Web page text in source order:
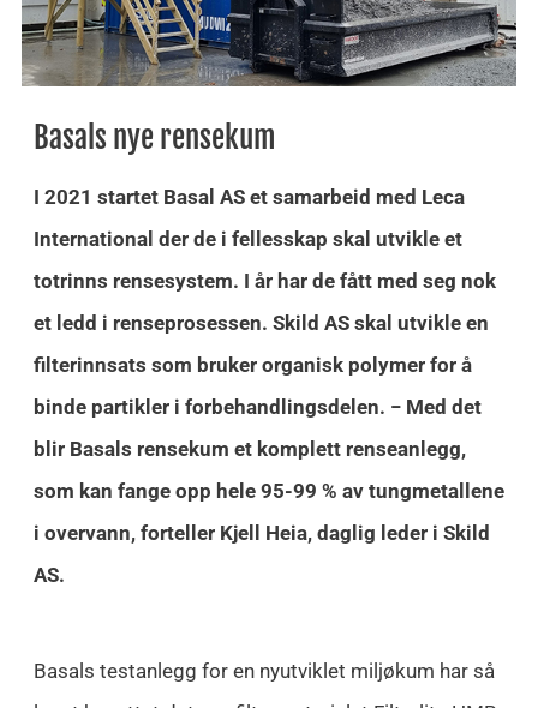
Basals nye rensekum
I 2021 startet Basal AS et samarbeid med Leca
International der de i fellesskap skal utvikle et
totrinns rensesystem. I år har de fått med seg nok
et ledd i renseprosessen. Skild AS skal utvikle en
filterinnsats som bruker organisk polymer for å
binde partikler i forbehandlingsdelen. − Med det
blir Basals rensekum et komplett renseanlegg,
som kan fange opp hele 95-99 % av tungmetallene
i overvann, forteller Kjell Heia, daglig leder i Skild
AS.
Basals testanlegg for en nyutviklet miljøkum har så